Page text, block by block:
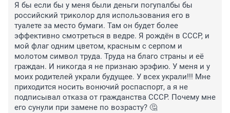
Я бы если бы у меня были деньги погупалбы бы
российский триколор для использования его в
туалете за место бумаги. Там он будет более
эффективно смотреться в ведре. Я рождён в СССР, и
мой флаг одним цветом, красным с серпом и
молотом символ труда. Труда на благо страны и её
граждан. И никогда я не признаю эрэфию. У меня и у
моих родителей украли будущее. У всех украли!!! Мне
приходится носить вонючий роспаспорт, а я не
подписывал отказа от гражданства СССР. Почему мне
его сунули при замене по возрасту? 🤔